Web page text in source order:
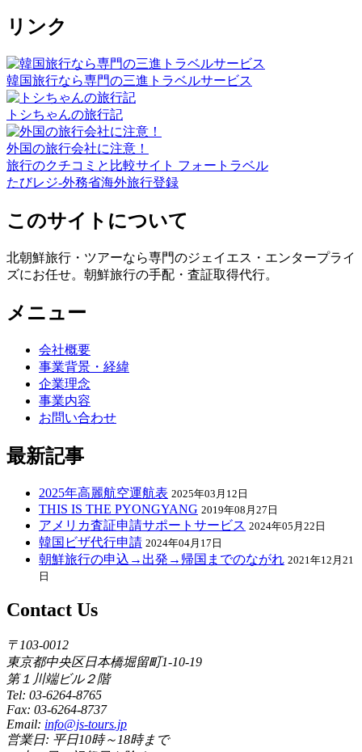
リンク
韓国旅行なら専門の三進トラベルサービス
トシちゃんの旅行記
外国の旅行会社に注意！
旅行のクチコミと比較サイト フォートラベル
たびレジ-外務省海外旅行登録
このサイトについて
北朝鮮旅行・ツアーなら専門のジェイエス・エンタープライ
ズにお任せ。朝鮮旅行の手配・査証取得代行。
メニュー
会社概要
事業背景・経緯
企業理念
事業内容
お問い合わせ
最新記事
2025年高麗航空運航表 2025年03月12日
THIS IS THE PYONGYANG 2019年08月27日
アメリカ査証申請サポートサービス 2024年05月22日
韓国ビザ代行申請 2024年04月17日
朝鮮旅行の申込→出発→帰国までのながれ 2021年12月21
日
Contact Us
〒103-0012
東京都中央区日本橋堀留町1-10-19
第１川端ビル２階
Tel: 03-6264-8765
Fax: 03-6264-8737
Email: info@js-tours.jp
営業日: 平日10時～18時まで